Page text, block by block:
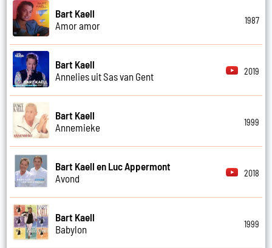
Bart Kaell
Amor amor
1987
Bart Kaell
Annelies uit Sas van Gent
2019
Bart Kaell
Annemieke
1999
Bart Kaell en Luc Appermont
Avond
2018
Bart Kaell
Babylon
1999